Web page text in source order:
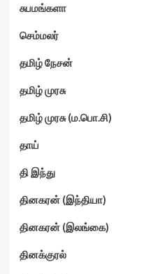
சுபமங்களா
செம்மலர்
தமிழ் நேசன்
தமிழ் முரசு
தமிழ் முரசு (ம.பொ.சி)
தாய்
தி இந்து
தினகரன் (இந்தியா)
தினகரன் (இலங்கை)
தினக்குரல்